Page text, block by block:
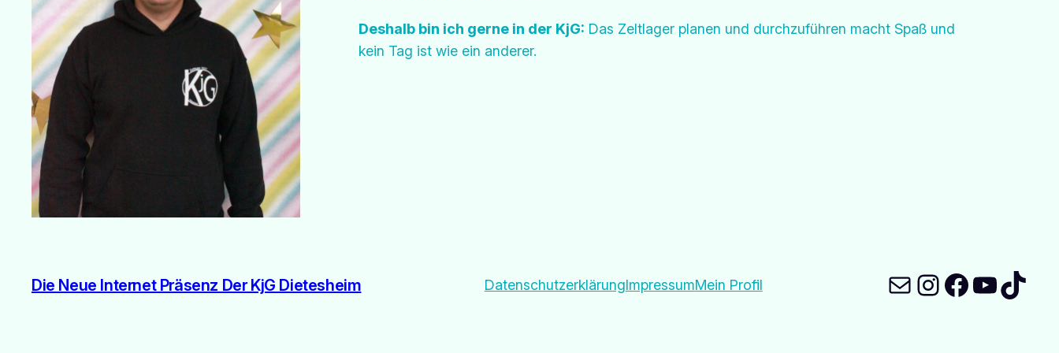
Deshalb bin ich gerne in der KjG: Das Zeltlager planen und durchzuführen macht Spaß und
kein Tag ist wie ein anderer.
Die Neue Internet Präsenz Der KjG Dietesheim DatenschutzerklärungImpressumMein Profil E-MailInstagram